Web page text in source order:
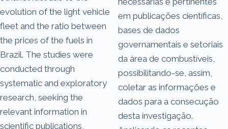
evolution of the light vehicle
fleet and the ratio between
the prices of the fuels in
Brazil. The studies were
conducted through
systematic and exploratory
research, seeking the
relevant information in
scientific publications,
em publicações científicas,
bases de dados
governamentais e setoriais
da área de combustíveis,
possibilitando-se, assim,
coletar as informações e
dados para a consecução
desta investigação.